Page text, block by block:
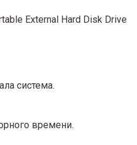
External Hard Disk Drive
система.
времени.